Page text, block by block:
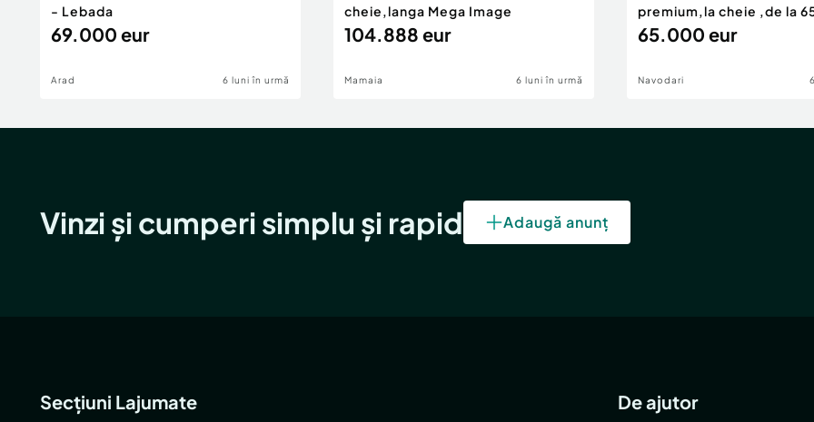
- Lebada
69.000 eur
Arad 6 luni în urmă
cheie,langa Mega Image
104.888 eur
Mamaia 6 luni în urmă
premium,la cheie ,de la
eur
65.000 eur
Navodari
Vinzi și cumperi simplu și rapid Adaugă anunț
Secțiuni Lajumate De ajutor